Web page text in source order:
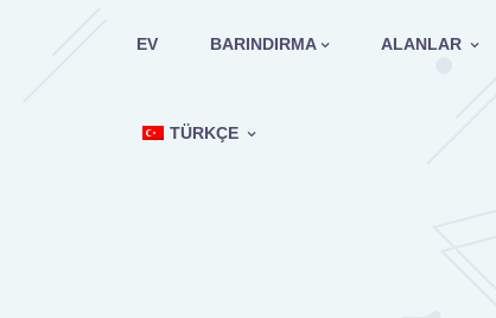
EV BARINDIRMA ALANLAR
TÜRKÇE